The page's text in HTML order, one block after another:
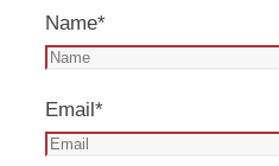
Name*
Email*